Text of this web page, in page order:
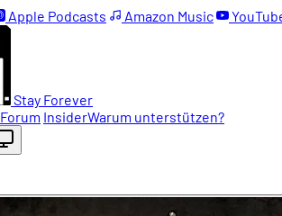
Apple Podcasts Amazon Music
Stay Forever
Forum InsiderWarum unterstützen?